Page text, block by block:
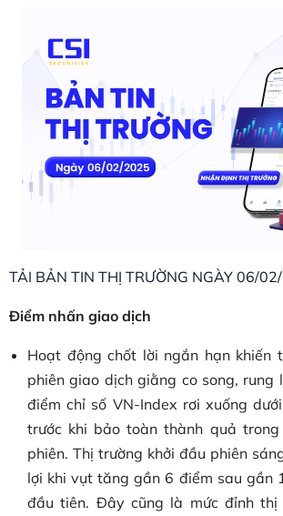
TẢI BẢN TIN THỊ TRƯỜNG NGÀY 06/
Điểm nhấn giao dịch
Hoạt động chốt lời ngắn hạn khiến
phiên giao dịch giằng co song, rung
điểm chỉ số VN-Index rơi xuống
trước khi bảo toàn thành quả trong
phiên. Thị trường khởi đầu phiên
lợi khi vụt tăng gần 6 điểm sau gần
đầu tiên. Đây cũng là mức đỉnh thị